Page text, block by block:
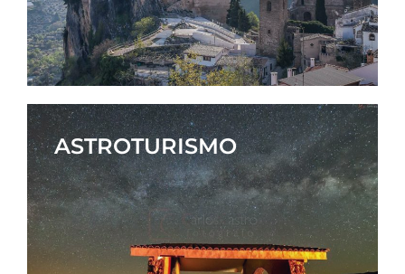
ASTROTURISMO